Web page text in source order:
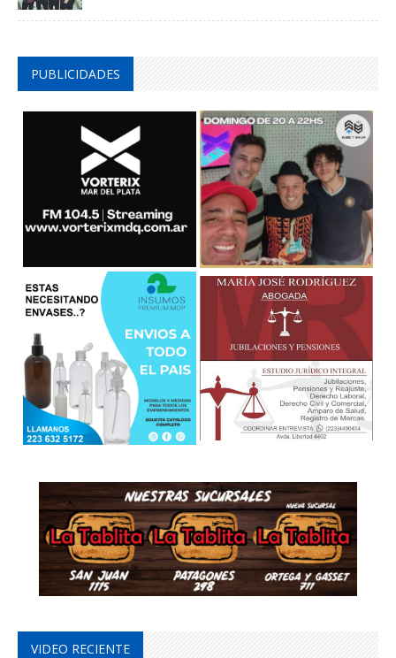
PUBLICIDADES
VIDEO RECIENTE